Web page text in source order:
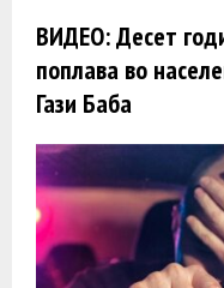
ВИДЕО: Десет
поплава во
Гази Баба